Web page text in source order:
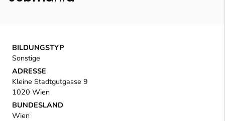
BILDUNGSTYP
Sonstige
ADRESSE
Kleine Stadtgutgasse 9
1020 Wien
BUNDESLAND
Wien